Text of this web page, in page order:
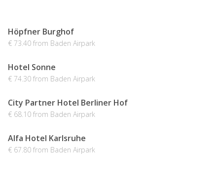
Höpfner Burghof
€ 73.40 from Baden Airpark
Hotel Sonne
€ 74.30 from Baden Airpark
City Partner Hotel Berliner Hof
€ 68.10 from Baden Airpark
Alfa Hotel Karlsruhe
€ 67.80 from Baden Airpark